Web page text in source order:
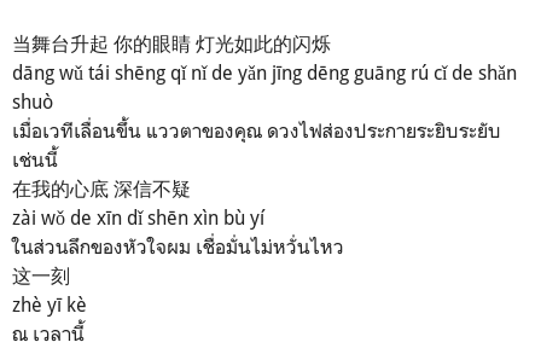
当舞台升起 你的眼睛 灯光如此的闪烁
dāng wǔ tái shēng qǐ nǐ de yǎn jīng dēng guāng rú cǐ de shǎn
shuò
เมื่อเวทีเลื่อนขึ้น แววตาของคุณ ดวงไฟส่องประกายระยิบระยับ
เช่นนี้
在我的心底 深信不疑
zài wǒ de xīn dǐ shēn xìn bù yí
ในส่วนลึกของหัวใจผม เชื่อมั่นไม่หวั่นไหว
这一刻
zhè yī kè
ณ เวลานี้